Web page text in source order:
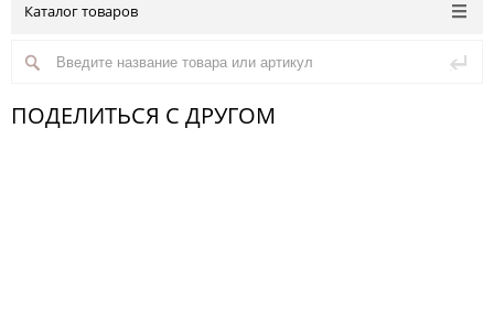
Каталог товаров
ПОДЕЛИТЬСЯ С ДРУГОМ